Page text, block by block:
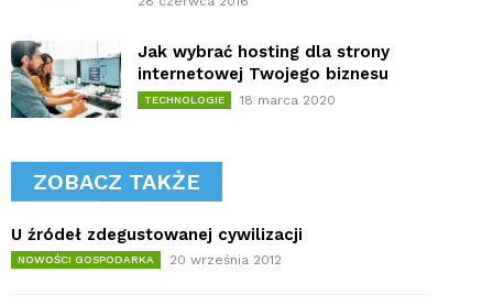
Jak wybrać hosting dla strony
internetowej Twojego biznesu
TECHNOLOGIE 18 marca 2020
ZOBACZ TAKŻE
U źródeł zdegustowanej cywilizacji
NOWOŚCI GOSPODARKA 20 września 2012